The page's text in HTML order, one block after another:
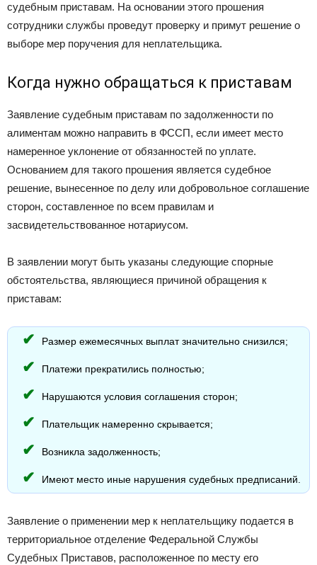
судебным приставам. На основании этого прошения
сотрудники службы проведут проверку и примут решение о
выборе мер поручения для неплательщика.
Когда нужно обращаться к приставам
Заявление судебным приставам по задолженности по
алиментам можно направить в ФССП, если имеет место
намеренное уклонение от обязанностей по уплате.
Основанием для такого прошения является судебное
решение, вынесенное по делу или добровольное соглашение
сторон, составленное по всем правилам и
засвидетельствованное нотариусом.
В заявлении могут быть указаны следующие спорные
обстоятельства, являющиеся причиной обращения к
приставам:
Размер ежемесячных выплат значительно снизился;
Платежи прекратились полностью;
Нарушаются условия соглашения сторон;
Плательщик намеренно скрывается;
Возникла задолженность;
Имеют место иные нарушения судебных предписаний.
Заявление о применении мер к неплательщику подается в
территориальное отделение Федеральной Службы
Судебных Приставов, расположенное по месту его